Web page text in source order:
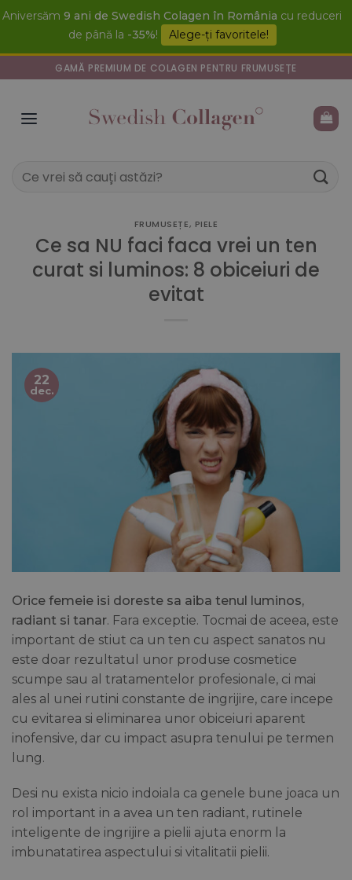
Skip
Aniversăm 9 ani de Swedish Colagen în România cu reduceri
de până la -35%! Alege-ți favoritele!
GAMĂ PREMIUM DE COLAGEN PENTRU FRUMUSEȚE
Caută
FRUMUSEȚE, PIELE
Ce sa NU faci faca vrei un ten
curat si luminos: 8 obiceiuri de
evitat
22
dec.
Orice femeie isi doreste sa aiba tenul luminos,
radiant si tanar. Fara exceptie. Tocmai de aceea, este
important de stiut ca un ten cu aspect sanatos nu
este doar rezultatul unor produse cosmetice
scumpe sau al tratamentelor profesionale, ci mai
ales al unei rutini constante de ingrijire, care incepe
cu evitarea si eliminarea unor obiceiuri aparent
inofensive, dar cu impact asupra tenului pe termen
lung.
Desi nu exista nicio indoiala ca genele bune joaca un
rol important in a avea un ten radiant, rutinele
inteligente de ingrijire a pielii ajuta enorm la
imbunatatirea aspectului si vitalitatii pielii.